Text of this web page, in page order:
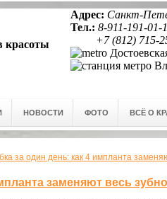
красоты
Адрес: Санкт-
Тел.: 8-911-191-01-
+7 (812) 715-
НОВОСТИ ФОТО ВСЁ О
за один день: как 4 импланта
заменяют весь